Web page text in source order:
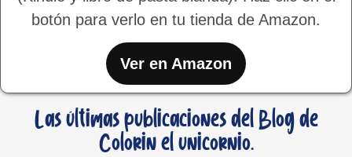
botón para verlo en tu tienda de Amazon.
Ver en Amazon
Las últimas publicaciones del Blog de
Colorin el unicornio.